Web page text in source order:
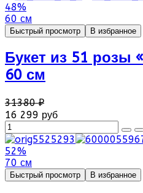
48%
60 см
Быстрый просмотр В избранное
Букет из 51 розы
60 см
31380 ₽
16 299 руб
52%
70 см
Быстрый просмотр В избранное